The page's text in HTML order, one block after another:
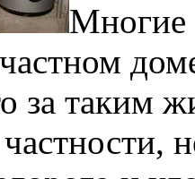
Многие
за таким